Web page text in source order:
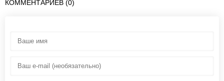
КОММЕНТАРИЕВ (0)